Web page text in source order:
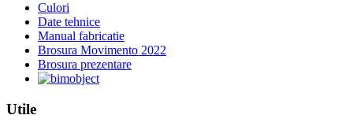
Culori
Date tehnice
Manual fabricatie
Brosura Movimento 2022
Brosura prezentare
Utile